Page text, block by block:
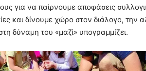
για να παίρνουμε αποφάσεις
και δίνουμε χώρο στον διάλογο, την
δύναμη του «μαζί» υπογραμμίζει.